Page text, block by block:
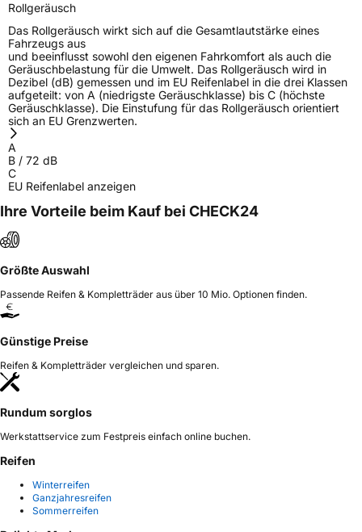
Rollgeräusch
Das Rollgeräusch wirkt sich auf die Gesamtlautstärke eines
Fahrzeugs aus
und beeinflusst sowohl den eigenen Fahrkomfort als auch die
Geräuschbelastung für die Umwelt. Das Rollgeräusch wird in
Dezibel (dB) gemessen und im EU Reifenlabel in die drei Klassen
aufgeteilt: von A (niedrigste Geräuschklasse) bis C (höchste
Geräuschklasse). Die Einstufung für das Rollgeräusch orientiert
sich an EU Grenzwerten.
A
B / 72 dB
C
EU Reifenlabel anzeigen
Ihre Vorteile beim Kauf bei CHECK24
Größte Auswahl
Passende Reifen & Kompletträder aus über 10 Mio. Optionen finden.
Günstige Preise
Reifen & Kompletträder vergleichen und sparen.
Rundum sorglos
Werkstattservice zum Festpreis einfach online buchen.
Reifen
Winterreifen
Ganzjahresreifen
Sommerreifen